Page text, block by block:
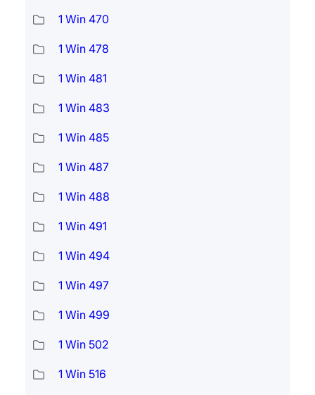
1 Win 470
1 Win 478
1 Win 481
1 Win 483
1 Win 485
1 Win 487
1 Win 488
1 Win 491
1 Win 494
1 Win 497
1 Win 499
1 Win 502
1 Win 516